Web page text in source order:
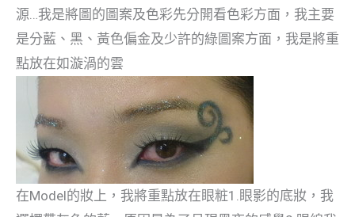
源…我是將圖的圖案及色彩先分開看色彩方面，我主要
是分藍、黑、黃色偏金及少許的綠圖案方面，我是將重
點放在如漩渦的雲
在Model的妝上，我將重點放在眼粧1.眼影的底妝，我